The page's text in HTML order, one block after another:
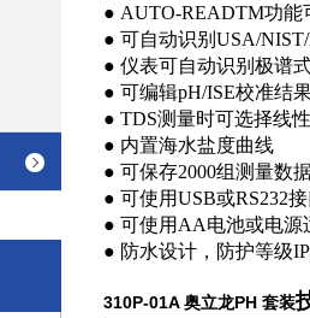
● AUTO-READTM功能
● 可自动识别USA/
● 仪表可自动识别极谱
● 可编辑pH/ISE校准结
● TDS测量时可选择线
● 内置海水盐度曲线
● 可保存2000组测量数
● 可使用USB或RS232
● 可使用AA电池或电源
● 防水设计，防护等级
310P-01A 奥立龙PH 套装